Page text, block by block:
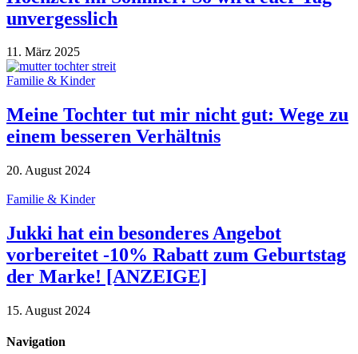
unvergesslich
11. März 2025
Familie & Kinder
Meine Tochter tut mir nicht gut: Wege zu
einem besseren Verhältnis
20. August 2024
Familie & Kinder
Jukki hat ein besonderes Angebot
vorbereitet -10% Rabatt zum Geburtstag
der Marke! [ANZEIGE]
15. August 2024
Navigation